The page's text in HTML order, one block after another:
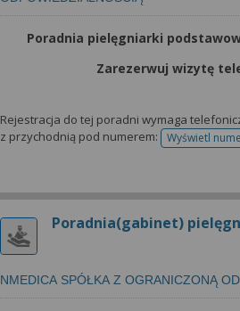
Poradnia pielęgniarki
Zarezerwuj wizytę
Rejestracja do tej poradni wymaga
z przychodnią pod numerem:
Wyświetl
Poradnia(gabinet)
NMEDICA SPÓŁKA Z OGRANICZONĄ